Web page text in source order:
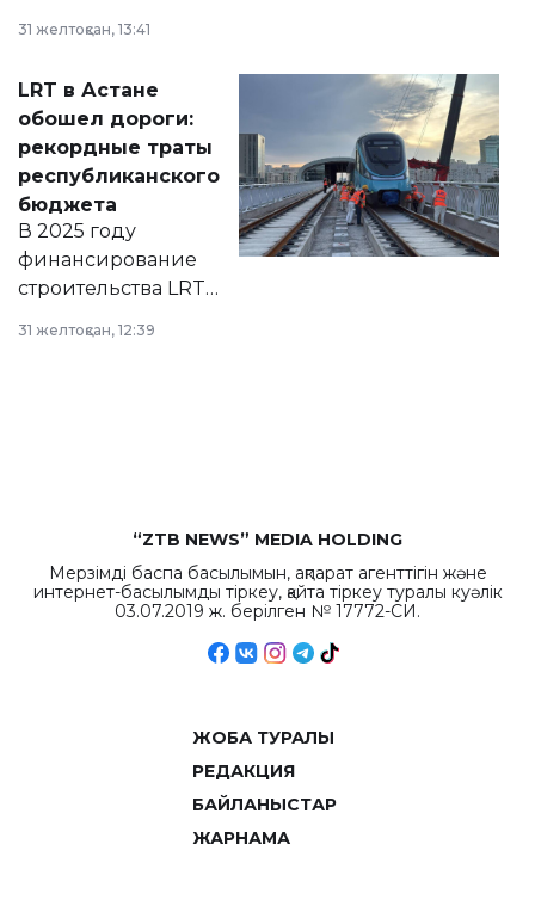
2028 годы.
документ
появился в базе
нормативных
правовых актов и
на сайте маслихат
города.
31 желтоқсан, 13:41
LRT в Астане
обошел дороги:
рекордные траты
республиканского
бюджета
В 2025 году
финансирование
строительства LRT
республиканского
31 желтоқсан, 12:39
“ZTB NEWS” MEDIA HOLDING
Мерзімді баспа басылымын, ақпарат агенттігін және
интернет-басылымды тіркеу, қайта тіркеу туралы куәлік
03.07.2019 ж. берілген № 17772-СИ.
ЖОБА ТУРАЛЫ
РЕДАКЦИЯ
БАЙЛАНЫСТАР
ЖАРНАМА